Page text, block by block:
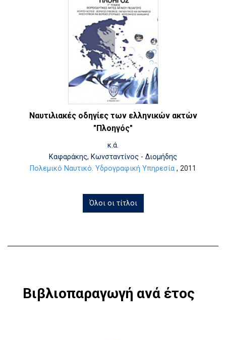
Ναυτιλιακές οδηγίες των ελληνικών ακτών
"Πλοηγός"
κ.ά.
Καφαράκης, Κωνσταντίνος - Διομήδης
Πολεμικό Ναυτικό. Υδρογραφική Υπηρεσία , 2011
Όλοι οι τίτλοι
Βιβλιοπαραγωγή ανά έτος